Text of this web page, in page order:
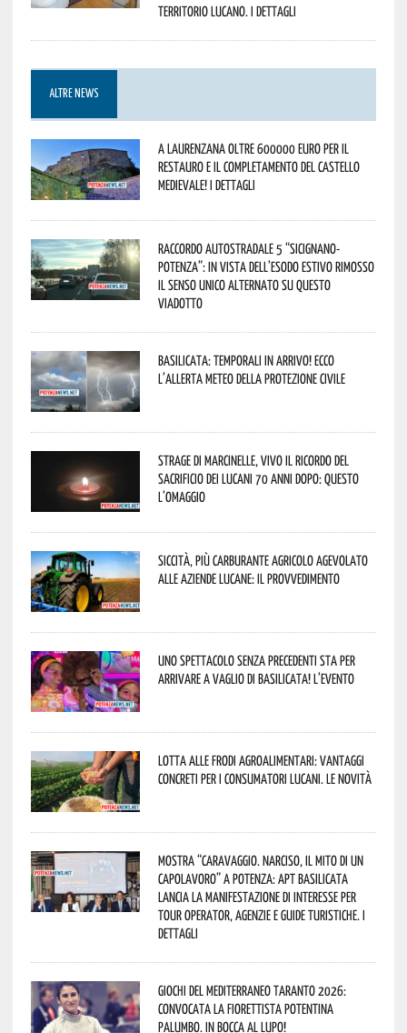
territorio lucano. I dettagli
ALTRE NEWS
A Laurenzana oltre 600000 euro per il
restauro e il completamento del Castello
Medievale! I dettagli
Raccordo Autostradale 5 “Sicignano-
Potenza”: in vista dell’esodo estivo rimosso
il senso unico alternato su questo
viadotto
Basilicata: temporali in arrivo! Ecco
l’allerta meteo della Protezione civile
Strage di Marcinelle, vivo il ricordo del
sacrificio dei lucani 70 anni dopo: questo
l’omaggio
Siccità, più carburante agricolo agevolato
alle aziende lucane: il provvedimento
Uno spettacolo senza precedenti sta per
arrivare a Vaglio di Basilicata! L’evento
Lotta alle frodi agroalimentari: vantaggi
concreti per i consumatori lucani. Le novità
Mostra “Caravaggio. Narciso, il mito di un
capolavoro” a Potenza: APT Basilicata
lancia la manifestazione di interesse per
Tour Operator, Agenzie e Guide Turistiche. I
dettagli
Giochi del Mediterraneo Taranto 2026:
convocata la fiorettista potentina
Palumbo. In bocca al lupo!